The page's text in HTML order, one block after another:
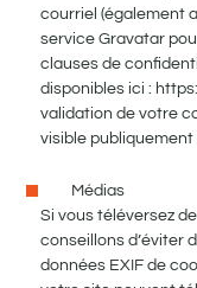
courriel (également
service Gravatar
clauses de
disponibles ici :
validation de votre
visible
Médias
Si vous téléversez
conseillons d’éviter
données EXIF de